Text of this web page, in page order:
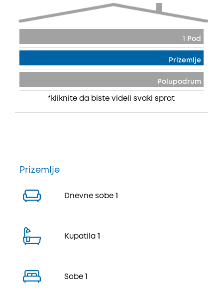
1 Pod
Prizemlje
Polupodrum
*kliknite da biste videli svaki sprat
Prizemlje
Dnevne sobe
Kupatila
Sobe